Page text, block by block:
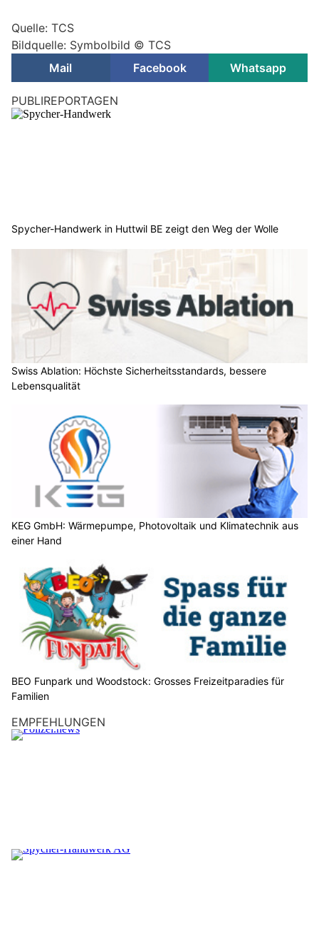
Quelle: TCS
Bildquelle: Symbolbild © TCS
Mail
Facebook Whatsapp
PUBLIREPORTAGEN
Spycher-Handwerk in Huttwil BE zeigt den Weg der Wolle
Swiss Ablation: Höchste Sicherheitsstandards, bessere
Lebensqualität
KEG GmbH: Wärmepumpe, Photovoltaik und Klimatechnik aus
einer Hand
BEO Funpark und Woodstock: Grosses Freizeitparadies für
Familien
EMPFEHLUNGEN